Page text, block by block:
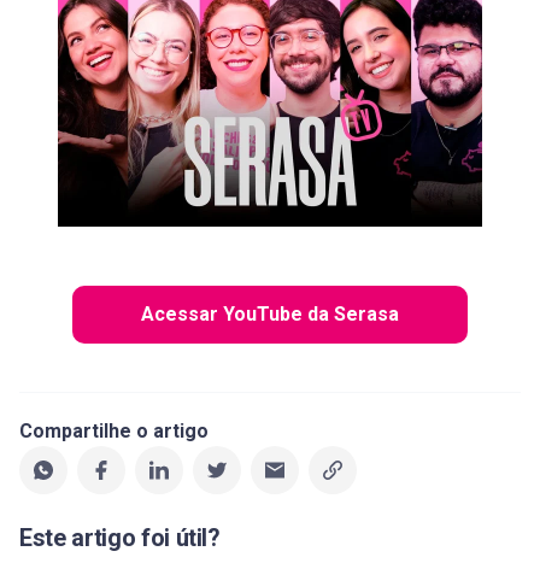
Acessar YouTube da Serasa
Compartilhe o artigo
Este artigo foi útil?